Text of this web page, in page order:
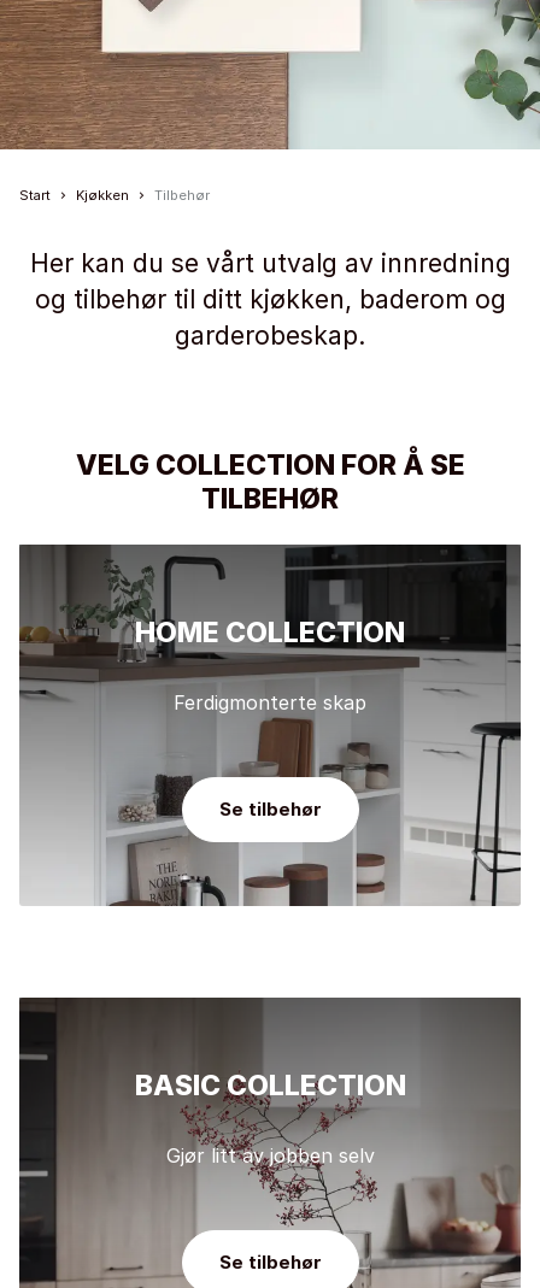
Start Kjøkken Tilbehør
Her kan du se vårt utvalg av innredning
og tilbehør til ditt kjøkken, baderom og
garderobeskap.
VELG COLLECTION FOR Å SE
TILBEHØR
HOME COLLECTION
Ferdigmonterte skap
Se tilbehør
BASIC COLLECTION
Gjør litt av jobben selv
Se tilbehør